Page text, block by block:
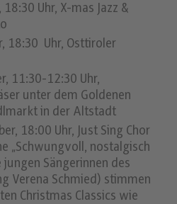
Uhr, X-mas Jazz &
18:30 Uhr, Osttiroler
11:30-12:30 Uhr,
unter dem Goldenen
in der Altstadt
18:00 Uhr, Just Sing Chor
„Schwungvoll, nostalgisch
Sängerinnen des
Verena Schmied) stimmen
Christmas Classics wie